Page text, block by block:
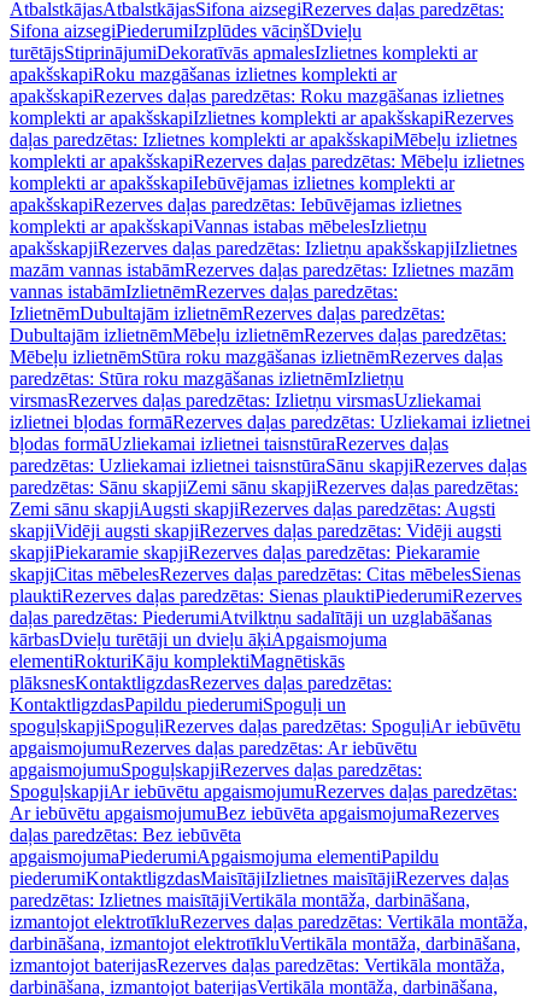
AtbalstkājasAtbalstkājasSifona aizsegiRezerves daļas paredzētas:
Sifona aizsegiPiederumiIzplūdes vāciņšDvieļu
turētājsStiprinājumiDekoratīvās apmalesIzlietnes komplekti ar
apakšskapiRoku mazgāšanas izlietnes komplekti ar
apakšskapiRezerves daļas paredzētas: Roku mazgāšanas izlietnes
komplekti ar apakšskapiIzlietnes komplekti ar apakšskapiRezerves
daļas paredzētas: Izlietnes komplekti ar apakšskapiMēbeļu izlietnes
komplekti ar apakšskapiRezerves daļas paredzētas: Mēbeļu izlietnes
komplekti ar apakšskapiIebūvējamas izlietnes komplekti ar
apakšskapiRezerves daļas paredzētas: Iebūvējamas izlietnes
komplekti ar apakšskapiVannas istabas mēbelesIzlietņu
apakšskapjiRezerves daļas paredzētas: Izlietņu apakšskapjiIzlietnes
mazām vannas istabāmRezerves daļas paredzētas: Izlietnes mazām
vannas istabāmIzlietnēmRezerves daļas paredzētas:
IzlietnēmDubultajām izlietnēmRezerves daļas paredzētas:
Dubultajām izlietnēmMēbeļu izlietnēmRezerves daļas paredzētas:
Mēbeļu izlietnēmStūra roku mazgāšanas izlietnēmRezerves daļas
paredzētas: Stūra roku mazgāšanas izlietnēmIzlietņu
virsmasRezerves daļas paredzētas: Izlietņu virsmasUzliekamai
izlietnei bļodas formāRezerves daļas paredzētas: Uzliekamai izlietnei
bļodas formāUzliekamai izlietnei taisnstūraRezerves daļas
paredzētas: Uzliekamai izlietnei taisnstūraSānu skapjiRezerves daļas
paredzētas: Sānu skapjiZemi sānu skapjiRezerves daļas paredzētas:
Zemi sānu skapjiAugsti skapjiRezerves daļas paredzētas: Augsti
skapjiVidēji augsti skapjiRezerves daļas paredzētas: Vidēji augsti
skapjiPiekaramie skapjiRezerves daļas paredzētas: Piekaramie
skapjiCitas mēbelesRezerves daļas paredzētas: Citas mēbelesSienas
plauktiRezerves daļas paredzētas: Sienas plauktiPiederumiRezerves
daļas paredzētas: PiederumiAtvilktņu sadalītāji un uzglabāšanas
kārbasDvieļu turētāji un dvieļu āķiApgaismojuma
elementiRokturiKāju komplektiMagnētiskās
plāksnesKontaktligzdasRezerves daļas paredzētas:
KontaktligzdasPapildu piederumiSpoguļi un
spoguļskapjiSpoguļiRezerves daļas paredzētas: SpoguļiAr iebūvētu
apgaismojumuRezerves daļas paredzētas: Ar iebūvētu
apgaismojumuSpoguļskapjiRezerves daļas paredzētas:
SpoguļskapjiAr iebūvētu apgaismojumuRezerves daļas paredzētas:
Ar iebūvētu apgaismojumuBez iebūvēta apgaismojumaRezerves
daļas paredzētas: Bez iebūvēta
apgaismojumaPiederumiApgaismojuma elementiPapildu
piederumiKontaktligzdasMaisītājiIzlietnes maisītājiRezerves daļas
paredzētas: Izlietnes maisītājiVertikāla montāža, darbināšana,
izmantojot elektrotīkluRezerves daļas paredzētas: Vertikāla montāža,
darbināšana, izmantojot elektrotīkluVertikāla montāža, darbināšana,
izmantojot baterijasRezerves daļas paredzētas: Vertikāla montāža,
darbināšana, izmantojot baterijasVertikāla montāža, darbināšana,